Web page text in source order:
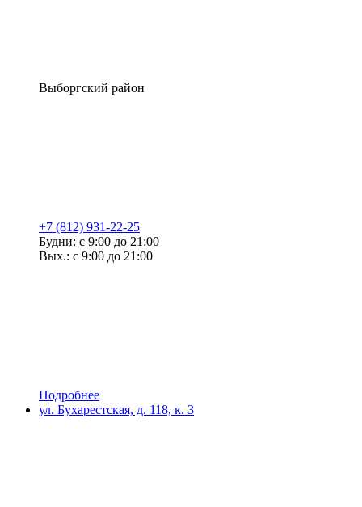
Выборгский район
+7 (812) 931-22-25
Будни: с 9:00 до 21:00
Вых.: с 9:00 до 21:00
Подробнее
ул. Бухарестская, д. 118, к. 3